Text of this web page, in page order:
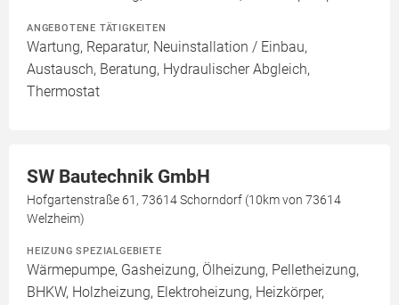
ANGEBOTENE TÄTIGKEITEN
Wartung, Reparatur, Neuinstallation / Einbau,
Austausch, Beratung, Hydraulischer Abgleich,
Thermostat
SW Bautechnik GmbH
Hofgartenstraße 61, 73614 Schorndorf (10km von 73614
Welzheim)
HEIZUNG SPEZIALGEBIETE
Wärmepumpe, Gasheizung, Ölheizung, Pelletheizung,
BHKW, Holzheizung, Elektroheizung, Heizkörper,